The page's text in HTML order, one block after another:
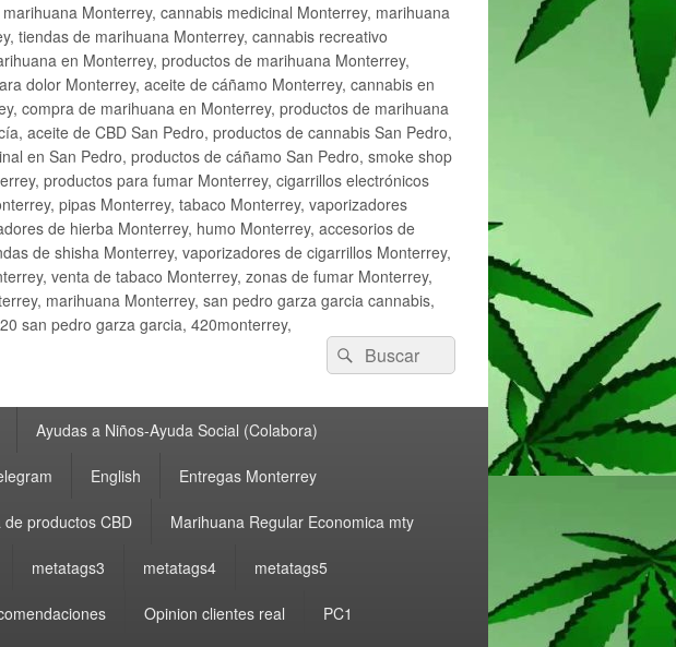
Monterrey, cannabis medicinal Monterrey, marihuana
tiendas de marihuana Monterrey, cannabis recreativo
en Monterrey, productos de marihuana Monterrey,
dolor Monterrey, aceite de cáñamo Monterrey, cannabis en
compra de marihuana en Monterrey, productos de marihuana
aceite de CBD San Pedro, productos de cannabis San Pedro,
en San Pedro, productos de cáñamo San Pedro, smoke shop
productos para fumar Monterrey, cigarrillos electrónicos
pipas Monterrey, tabaco Monterrey, vaporizadores
de hierba Monterrey, humo Monterrey, accesorios de
de shisha Monterrey, vaporizadores de cigarrillos Monterrey,
venta de tabaco Monterrey, zonas de fumar Monterrey,
marihuana Monterrey, san pedro garza garcia cannabis,
san pedro garza garcia, 420monterrey,
Buscar
por:
Buscar
Ayudas a Niños-Ayuda Social (Colabora)
English Entregas Monterrey
de productos CBD Marihuana Regular Economica mty
metatags3 metatags4 metatags5
Opinion clientes real PC1